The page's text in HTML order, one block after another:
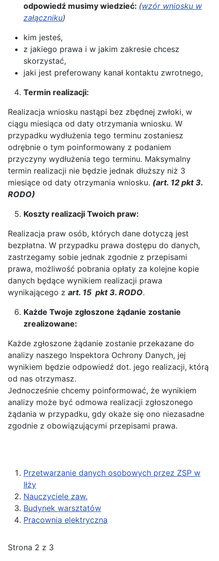
odpowiedź musimy wiedzieć: (wzór wniosku w
załączniku)
kim jesteś,
z jakiego prawa i w jakim zakresie chcesz
skorzystać,
jaki jest preferowany kanał kontaktu zwrotnego,
Termin realizacji:
Realizacja wniosku nastąpi bez zbędnej zwłoki, w
ciągu miesiąca od daty otrzymania wniosku. W
przypadku wydłużenia tego terminu zostaniesz
odrębnie o tym poinformowany z podaniem
przyczyny wydłużenia tego terminu. Maksymalny
termin realizacji nie będzie jednak dłuższy niż 3
miesiące od daty otrzymania wniosku. (art. 12 pkt 3.
RODO)
Koszty realizacji Twoich praw:
Realizacja praw osób, których dane dotyczą jest
bezpłatna. W przypadku prawa dostępu do danych,
zastrzegamy sobie jednak zgodnie z przepisami
prawa, możliwość pobrania opłaty za kolejne kopie
danych będące wynikiem realizacji prawa
wynikającego z art. 15 pkt 3. RODO.
Każde Twoje zgłoszone żądanie zostanie
zrealizowane:
Każde zgłoszone żądanie zostanie przekazane do
analizy naszego Inspektora Ochrony Danych, jej
wynikiem będzie odpowiedź dot. jego realizacji, którą
od nas otrzymasz.
Jednocześnie chcemy poinformować, że wynikiem
analizy może być odmowa realizacji zgłoszonego
żądania w przypadku, gdy okaże się ono niezasadne
zgodnie z obowiązującymi przepisami prawa.
Przetwarzanie danych osobowych przez ZSP w
Iłży
Nauczyciele zaw.
Budynek warsztatów
Pracownia elektryczna
Strona 2 z 3